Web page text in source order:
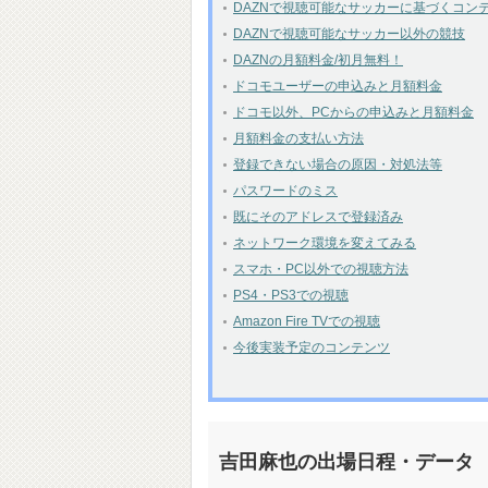
DAZNで視聴可能なサッカーに基づくコン
DAZNで視聴可能なサッカー以外の競技
DAZNの月額料金/初月無料！
ドコモユーザーの申込みと月額料金
ドコモ以外、PCからの申込みと月額料金
月額料金の支払い方法
登録できない場合の原因・対処法等
パスワードのミス
既にそのアドレスで登録済み
ネットワーク環境を変えてみる
スマホ・PC以外での視聴方法
PS4・PS3での視聴
Amazon Fire TVでの視聴
今後実装予定のコンテンツ
吉田麻也の出場日程・データ